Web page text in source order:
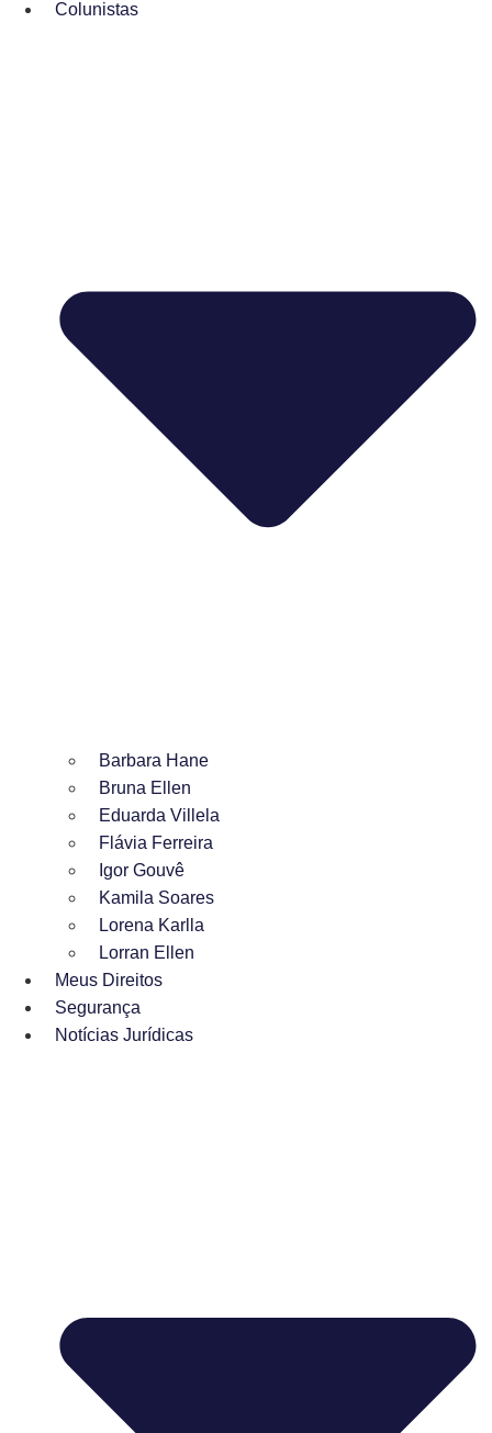
Colunistas
Barbara Hane
Bruna Ellen
Eduarda Villela
Flávia Ferreira
Igor Gouvê
Kamila Soares
Lorena Karlla
Lorran Ellen
Meus Direitos
Segurança
Notícias Jurídicas